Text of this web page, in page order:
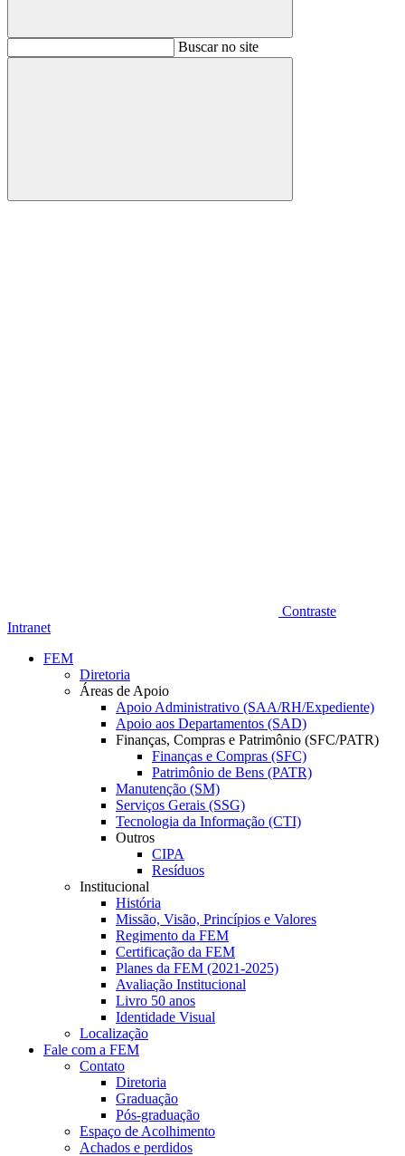
BuscarBuscar no site
Buscar
Contraste
Intranet
FEM
Diretoria
Áreas de Apoio
Apoio Administrativo (SAA/RH/Expediente)
Apoio aos Departamentos (SAD)
Finanças, Compras e Patrimônio (SFC/PATR)
Finanças e Compras (SFC)
Patrimônio de Bens (PATR)
Manutenção (SM)
Serviços Gerais (SSG)
Tecnologia da Informação (CTI)
Outros
CIPA
Resíduos
Institucional
História
Missão, Visão, Princípios e Valores
Regimento da FEM
Certificação da FEM
Planes da FEM (2021-2025)
Avaliação Institucional
Livro 50 anos
Identidade Visual
Localização
Fale com a FEM
Contato
Diretoria
Graduação
Pós-graduação
Espaço de Acolhimento
Achados e perdidos